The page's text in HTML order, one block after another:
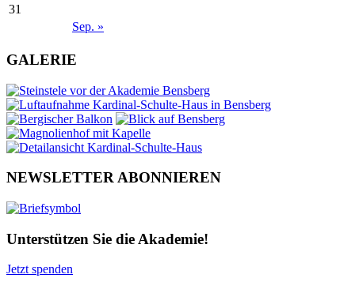
Sep. »
31
GALERIE
NEWSLETTER ABONNIEREN
Unterstützen Sie die Akademie!
Jetzt spenden